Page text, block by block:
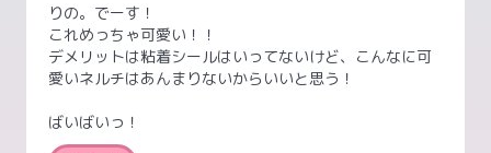
りの。でーす！
これめっちゃ可愛い！！
デメリットは粘着シールはいってないけど、こんなに可
愛いネルチはあんまりないからいいと思う！
ばいばいっ！